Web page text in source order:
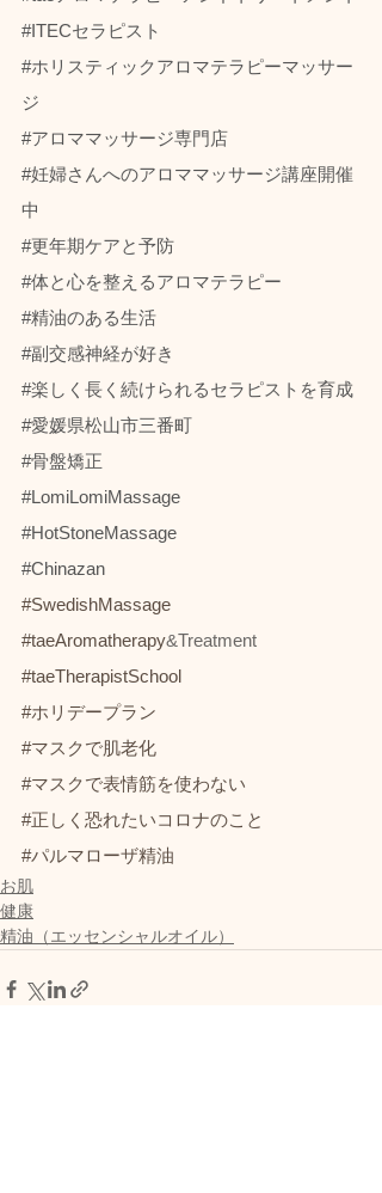
#ITECセラピスト
#ホリスティックアロマテラピーマッサー
ジ
#アロママッサージ専門店
#妊婦さんへのアロママッサージ講座開催
中
#更年期ケアと予防
#体と心を整えるアロマテラピー
#精油のある生活
#副交感神経が好き
#楽しく長く続けられるセラピストを育成
#愛媛県松山市三番町
#骨盤矯正
#LomiLomiMassage
#HotStoneMassage
#Chinazan
#SwedishMassage
#taeAromatherapy&Treatment
#taeTherapistSchool
#ホリデープラン
#マスクで肌老化
#マスクで表情筋を使わない
#正しく恐れたいコロナのこと
#パルマローザ精油
お肌
健康
精油（エッセンシャルオイル）